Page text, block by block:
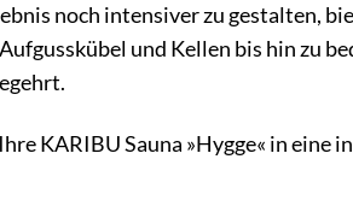
noch intensiver zu gestalten,
und Kellen bis hin zu
KARIBU Sauna »Hygge« in